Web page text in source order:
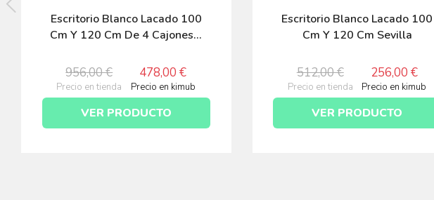
Escritorio Blanco Lacado 100
Cm Y 120 Cm De 4 Cajones...
956,00 €
Precio en tienda
478,00 €
Precio en kimub
VER PRODUCTO
Escritorio Blanco Lacado 100
Cm Y 120 Cm Sevilla
512,00 €
Precio en tienda
256,00 €
Precio en kimub
VER PRODUCTO